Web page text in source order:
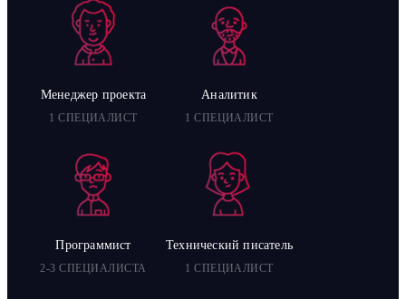
Менеджер проекта
1 СПЕЦИАЛИСТ
Аналитик
1 СПЕЦИАЛИСТ
Программист
2-3 СПЕЦИАЛИСТА
Технический писатель
1 СПЕЦИАЛИСТ